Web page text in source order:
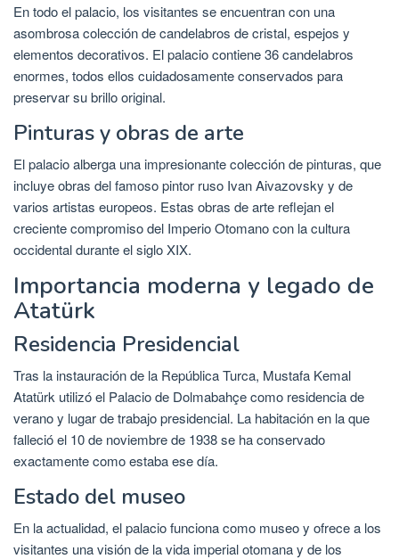
En todo el palacio, los visitantes se encuentran con una
asombrosa colección de candelabros de cristal, espejos y
elementos decorativos. El palacio contiene 36 candelabros
enormes, todos ellos cuidadosamente conservados para
preservar su brillo original.
Pinturas y obras de arte
El palacio alberga una impresionante colección de pinturas, que
incluye obras del famoso pintor ruso Ivan Aivazovsky y de
varios artistas europeos. Estas obras de arte reflejan el
creciente compromiso del Imperio Otomano con la cultura
occidental durante el siglo XIX.
Importancia moderna y legado de
Atatürk
Residencia Presidencial
Tras la instauración de la República Turca, Mustafa Kemal
Atatürk utilizó el Palacio de Dolmabahçe como residencia de
verano y lugar de trabajo presidencial. La habitación en la que
falleció el 10 de noviembre de 1938 se ha conservado
exactamente como estaba ese día.
Estado del museo
En la actualidad, el palacio funciona como museo y ofrece a los
visitantes una visión de la vida imperial otomana y de los